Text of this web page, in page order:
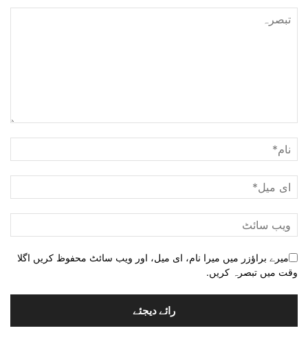
میرے براؤزر میں میرا نام، ای میل، اور ویب سائٹ محفوظ کریں اگلا
وقت میں تبصرہ کریں.